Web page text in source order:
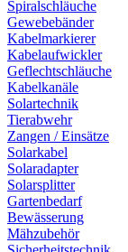
Spiralschläuche
Gewebebänder
Kabelmarkierer
Kabelaufwickler
Geflechtschläuche
Kabelkanäle
Solartechnik
Tierabwehr
Zangen / Einsätze
Solarkabel
Solaradapter
Solarsplitter
Gartenbedarf
Bewässerung
Mähzubehör